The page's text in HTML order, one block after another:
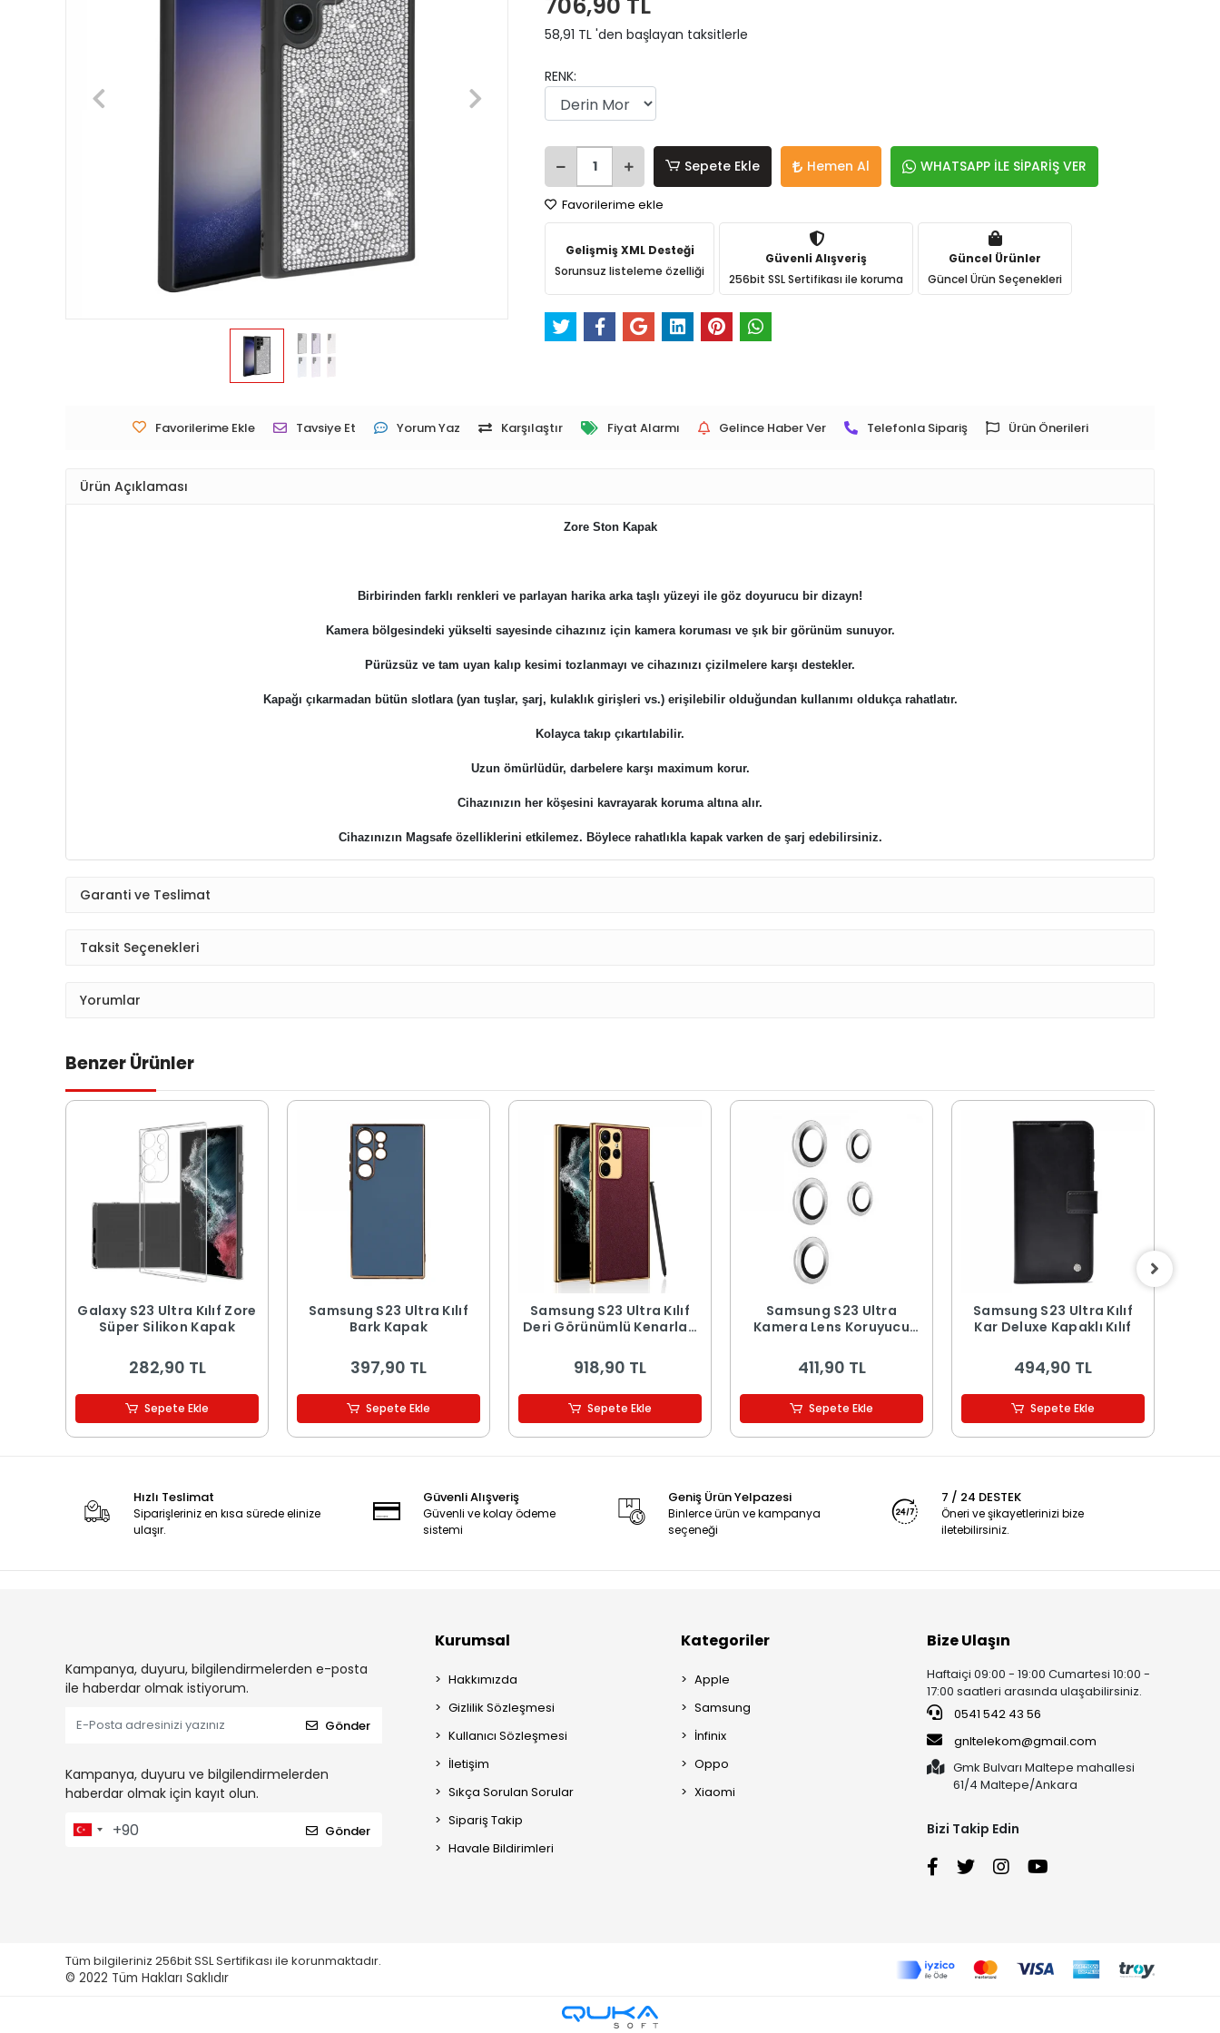
58,91 TL 'den başlayan taksitlerle
RENK:
Sepete Ekle Hemen Al WHATSAPP İLE SİPARİŞ VER
Favorilerime ekle
Gelişmiş XML Desteği
Sorunsuz listeleme özelliği
Güvenli Alışveriş
256bit SSL Sertifikası ile koruma
Güncel Ürünler
Güncel Ürün Seçenekleri
Favorilerime Ekle Tavsiye Et Yorum Yaz Karşılaştır Fiyat Alarmı Gelince Haber Ver Telefonla Sipariş Ürün Önerileri
Ürün Açıklaması
Zore Ston Kapak
Birbirinden farklı renkleri ve parlayan harika arka taşlı yüzeyi ile göz doyurucu bir dizayn!
Kamera bölgesindeki yükselti sayesinde cihazınız için kamera koruması ve şık bir görünüm sunuyor.
Pürüzsüz ve tam uyan kalıp kesimi tozlanmayı ve cihazınızı çizilmelere karşı destekler.
Kapağı çıkarmadan bütün slotlara (yan tuşlar, şarj, kulaklık girişleri vs.) erişilebilir olduğundan kullanımı oldukça rahatlatır.
Kolayca takıp çıkartılabilir.
Uzun ömürlüdür, darbelere karşı maximum korur.
​​​​​​​Cihazınızın her köşesini kavrayarak koruma altına alır.
Cihazınızın Magsafe özelliklerini etkilemez. Böylece rahatlıkla kapak varken de şarj edebilirsiniz.
Garanti ve Teslimat
Taksit Seçenekleri
Yorumlar
Benzer Ürünler
Galaxy S23 Ultra Kılıf Zore
Süper Silikon Kapak
282,90 TL
Sepete Ekle
Samsung S23 Ultra Kılıf
Bark Kapak
397,90 TL
Sepete Ekle
Samsung S23 Ultra Kılıf
Deri Görünümlü Kenarları
Fizyon Kapak
918,90 TL
Sepete Ekle
Samsung S23 Ultra
Kamera Lens Koruyucu
411,90 TL
Sepete Ekle
Samsung S23 Ultra Kılıf
Kar Deluxe Kapaklı Kılıf
494,90 TL
Sepete Ekle
Hızlı Teslimat
Siparişleriniz en kısa sürede elinize
ulaşır.
Güvenli Alışveriş
Güvenli ve kolay ödeme
sistemi
Geniş Ürün Yelpazesi
Binlerce ürün ve kampanya
seçeneği
7 / 24 DESTEK
Öneri ve şikayetlerinizi bize
iletebilirsiniz.
Kampanya, duyuru, bilgilendirmelerden e-posta
ile haberdar olmak istiyorum.
Gönder
Kampanya, duyuru ve bilgilendirmelerden
haberdar olmak için kayıt olun.
Gönder
Kurumsal
Hakkımızda
Gizlilik Sözleşmesi
Kullanıcı Sözleşmesi
İletişim
Sıkça Sorulan Sorular
Sipariş Takip
Havale Bildirimleri
Kategoriler
Apple
Samsung
İnfinix
Oppo
Xiaomi
Bize Ulaşın
Haftaiçi 09:00 - 19:00 Cumartesi 10:00 -
17:00 saatleri arasında ulaşabilirsiniz.
0541 542 43 56
gnltelekom@gmail.com
Gmk Bulvarı Maltepe mahallesi
61/4 Maltepe/Ankara
Bizi Takip Edin
Tüm bilgileriniz 256bit SSL Sertifikası ile korunmaktadır.
© 2022 Tüm Hakları Saklıdır